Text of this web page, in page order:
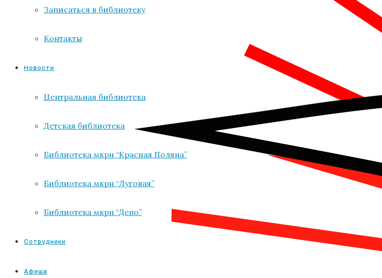
Записаться в библиотеку
Контакты
Новости
Центральная библиотека
Детская библиотека
Библиотека мкрн “Красная Поляна”
Библиотека мкрн “Луговая”
Библиотека мкрн “Депо”
Сотрудники
Афиша